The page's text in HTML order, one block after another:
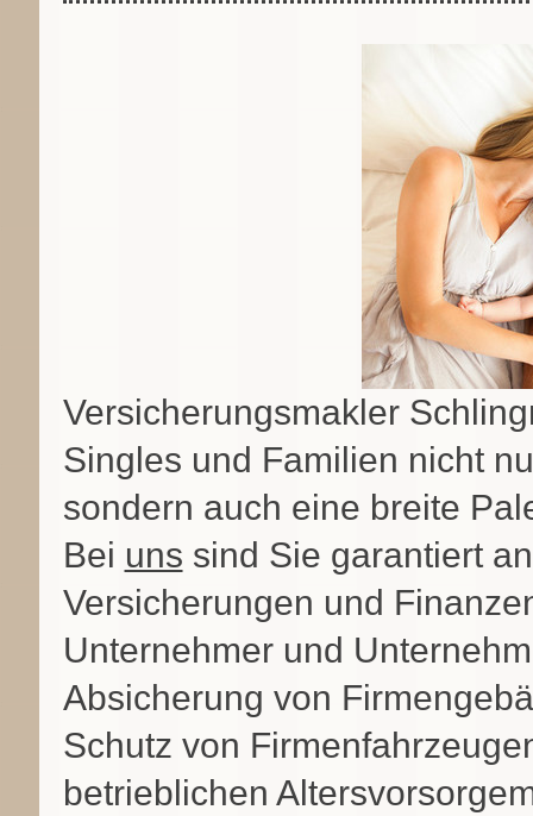
Versicherungsmakler
Singles und Familien nicht
sondern auch eine breite
Bei uns sind Sie garantiert
Versicherungen und
Unternehmer und
Absicherung von
Schutz von
betrieblichen